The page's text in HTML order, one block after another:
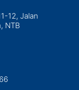
12, Jalan
NTB